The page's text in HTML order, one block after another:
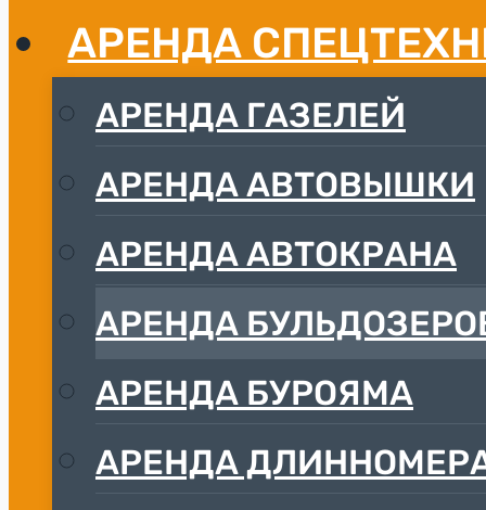
АРЕНДА
АРЕНДА ГАЗЕЛЕЙ
АРЕНДА АВТОВЫШКИ
АРЕНДА АВТОКРАНА
АРЕНДА
АРЕНДА БУРОЯМА
АРЕНДА